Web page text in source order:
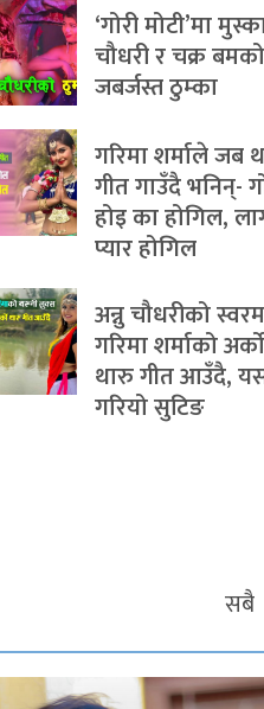
‘गोरी मोटी’मा
चौधरी र चक्र बमको
जबर्जस्त ठुम्का
गरिमा शर्माले जब
गीत गाउँदै भनिन्-
होइ का होगिल,
प्यार होगिल
अन्नु चौधरीको
गरिमा शर्माको अर्को
थारु गीत आउँदै,
गरियो सुटिङ
सबै